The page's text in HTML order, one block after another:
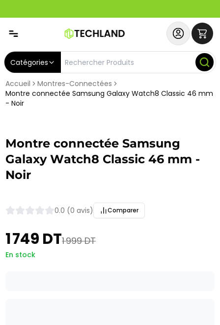
Catégories
Accueil
Montres-Connectées
Montre connectée Samsung Galaxy Watch8 Classic 46 mm
- Noir
Montre connectée Samsung
Galaxy Watch8 Classic 46 mm -
Noir
0.0 (0 avis) Comparer
1 749 DT1 999 DT
En stock